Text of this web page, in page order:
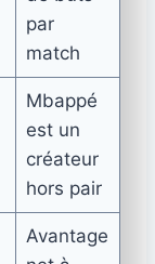
par
match
Mbappé
est un
créateur
hors pair
Avantage